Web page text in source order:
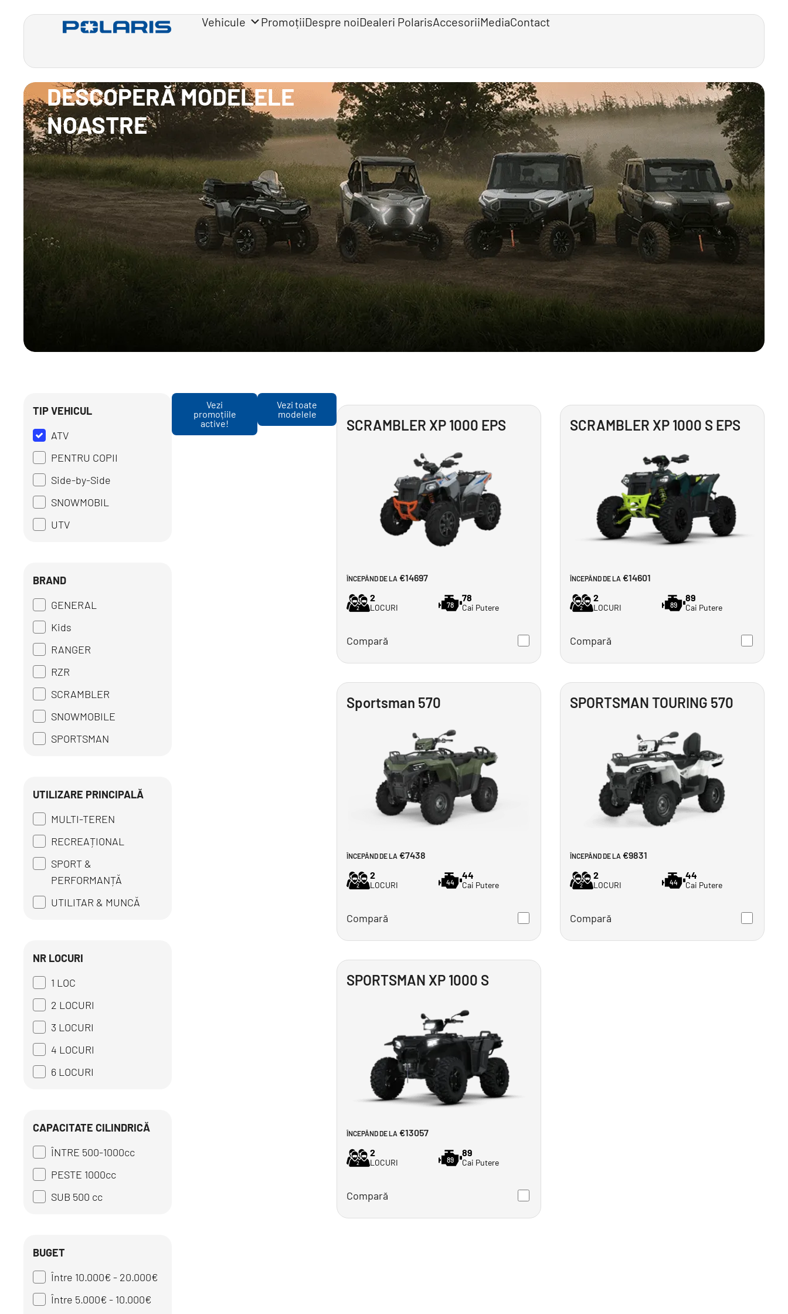
Vehicule PromoțiiDespre noiDealeri PolarisAccesoriiMediaContact
DESCOPERĂ MODELELE
NOASTRE
TIP VEHICUL
ATV
PENTRU COPII
Side-by-Side
SNOWMOBIL
UTV
BRAND
GENERAL
Kids
RANGER
RZR
SCRAMBLER
SNOWMOBILE
SPORTSMAN
UTILIZARE PRINCIPALĂ
MULTI-TEREN
RECREAȚIONAL
SPORT &
PERFORMANȚĂ
UTILITAR & MUNCĂ
NR LOCURI
1 LOC
2 LOCURI
3 LOCURI
4 LOCURI
6 LOCURI
CAPACITATE CILINDRICĂ
ÎNTRE 500-1000cc
PESTE 1000cc
SUB 500 cc
BUGET
Între 10.000€ - 20.000€
Între 5.000€ - 10.000€
Vezi
promoțiile
active!
Vezi toate
modelele
SCRAMBLER XP 1000 EPS
ÎNCEPÂND DE LA €14697
2
2
LOCURI 78
78
Cai Putere
Compară
SCRAMBLER XP 1000 S EPS
ÎNCEPÂND DE LA €14601
2
2
LOCURI 89
89
Cai Putere
Compară
Sportsman 570
ÎNCEPÂND DE LA €7438
2
2
LOCURI 44
44
Cai Putere
Compară
SPORTSMAN TOURING 570
ÎNCEPÂND DE LA €9831
2
2
LOCURI 44
44
Cai Putere
Compară
SPORTSMAN XP 1000 S
ÎNCEPÂND DE LA €13057
2
2
LOCURI 89
89
Cai Putere
Compară